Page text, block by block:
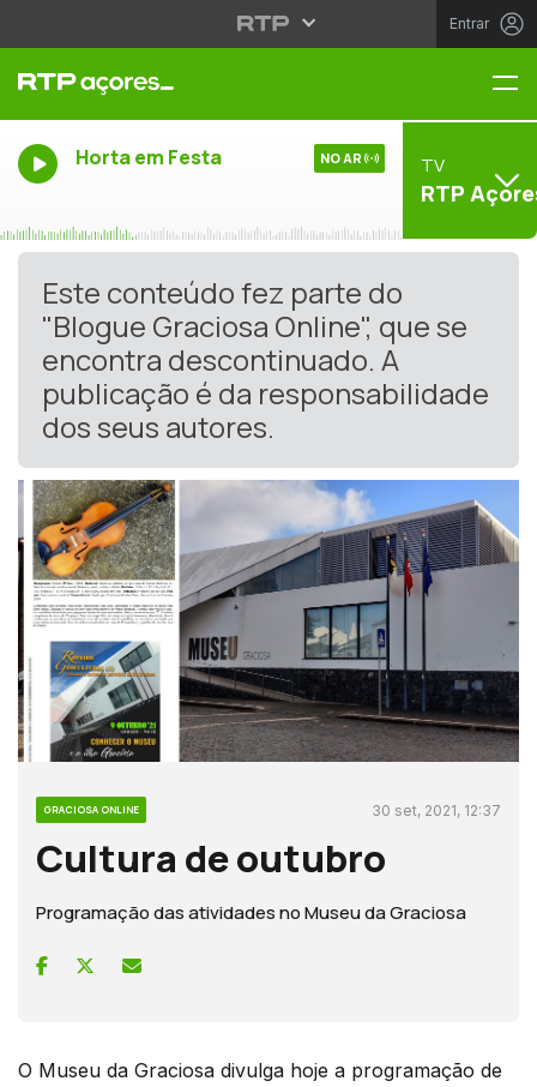
Entrar
Horta em Festa NO AR TV
RTP
Este conteúdo fez parte do
"Blogue Graciosa Online", que se
encontra descontinuado. A
publicação é da responsabilidade
dos seus autores.
GRACIOSA ONLINE 30 set, 2021, 12:37
Cultura de outubro
Programação das atividades no Museu da Graciosa
O Museu da Graciosa divulga hoje a programação de